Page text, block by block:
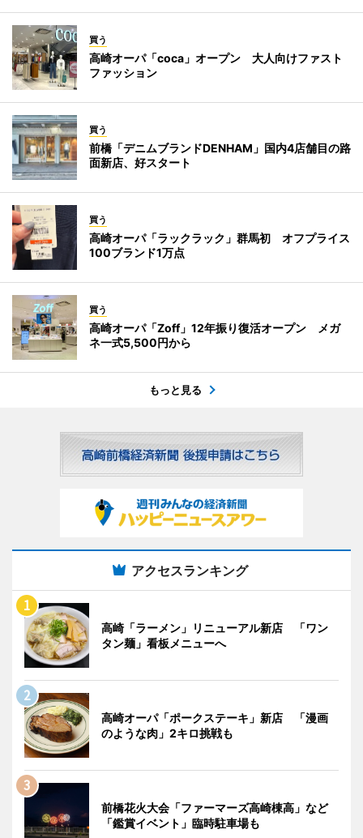
買う
高崎オーパ「coca」オープン 大人向けファスト
ファッション
買う
前橋「デニムブランドDENHAM」国内4店舗目の路
面新店、好スタート
買う
高崎オーパ「ラックラック」群馬初 オフプライス
100ブランド1万点
買う
高崎オーパ「Zoff」12年振り復活オープン メガ
ネ一式5,500円から
もっと見る
アクセスランキング
高崎「ラーメン」リニューアル新店 「ワン
タン麺」看板メニューへ
高崎オーパ「ポークステーキ」新店 「漫画
のような肉」2キロ挑戦も
前橋花火大会「ファーマーズ高崎棟高」など
「鑑賞イベント」臨時駐車場も